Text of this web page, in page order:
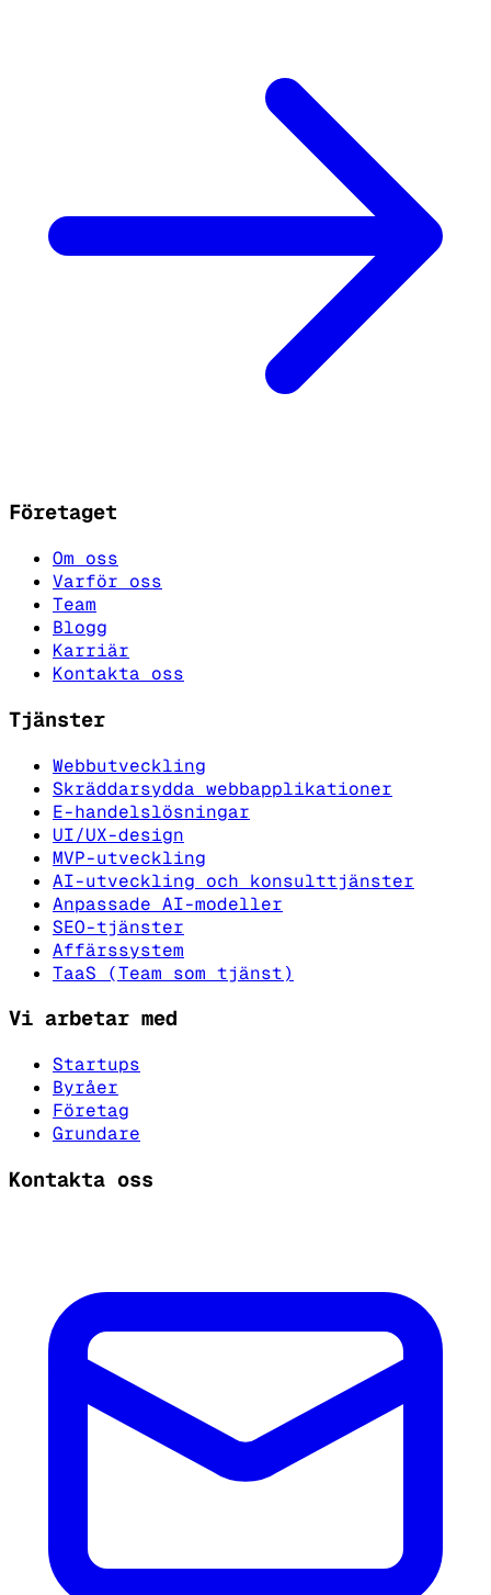
Företaget
Om oss
Varför oss
Team
Blogg
Karriär
Kontakta oss
Tjänster
Webbutveckling
Skräddarsydda webbapplikationer
E-handelslösningar
UI/UX-design
MVP-utveckling
AI-utveckling och konsulttjänster
Anpassade AI-modeller
SEO-tjänster
Affärssystem
TaaS (Team som tjänst)
Vi arbetar med
Startups
Byråer
Företag
Grundare
Kontakta oss